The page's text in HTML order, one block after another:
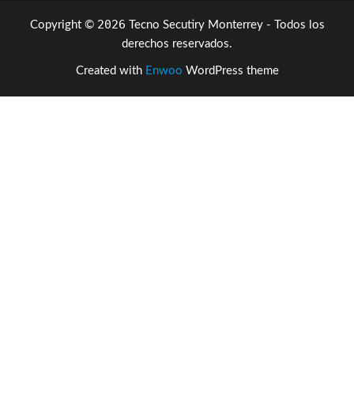
Copyright © 2026 Tecno Secutiry Monterrey - Todos los
derechos reservados.
Created with Enwoo WordPress theme